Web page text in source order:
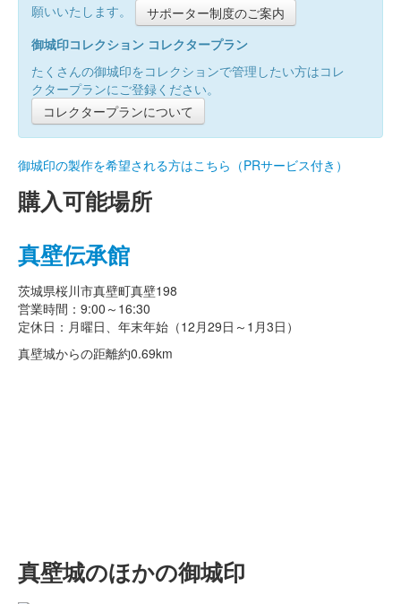
願いいたします。
サポーター制度のご案内
御城印コレクション コレクタープラン
たくさんの御城印をコレクションで管理したい方はコレ
クタープランにご登録ください。
コレクタープランについて
御城印の製作を希望される方はこちら（PRサービス付き）
購入可能場所
真壁伝承館
茨城県桜川市真壁町真壁198
営業時間：9:00～16:30
定休日：月曜日、年末年始（12月29日～1月3日）
真壁城からの距離約0.69km
真壁城のほかの御城印